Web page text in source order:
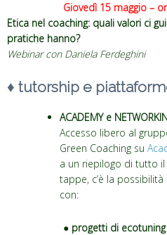
Giovedì 15 maggio –
Etica nel coaching: quali valori ci
pratiche hanno?
Webinar con Daniela Ferdeghini
♦ tutorship e
ACADEMY e
Accesso libero al
Green Coaching su
a un riepilogo di tutto
tappe, c’è la
con:
● progetti di